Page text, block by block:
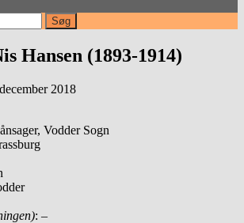
Hansen (1893-1914)
2018
Vodder Sogn
: –